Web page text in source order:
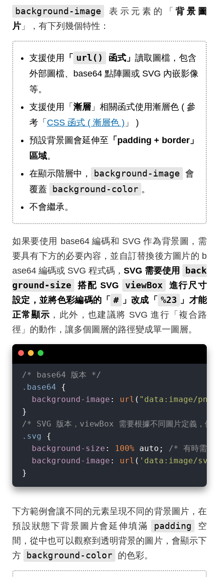
background-image 表示元素的「背景圖
片 」，有下列幾個特性：
支援使用 「 url() 函式」 讀取圖檔，包含
外部圖檔、base64 點陣圖或 SVG 內嵌影像
等。
支援使用「 漸層 」相關函式使用漸層色 ( 參
考「 CSS 函式 ( 漸層色 ) 」 )
預設背景圖會延伸至 「padding + border」
區域。
在顯示階層中，
background-image 會
覆蓋 background-color 。
不會繼承。
如果要使用 base64 編碼和 SVG 作為背景圖，需
要具有下方的必要內容，並自訂替換後方圖片的 b
ase64 編碼或 SVG 程式碼， SVG 需要使用
back
ground-size
搭配 SVG viewBox
進行尺寸
設定，並將色彩編碼的「 # 」改成「 %23
」才能
正常顯示 ，此外，也建議將 SVG 進行「複合路
徑」的動作，讓多個圖層的路徑變成單一圖層。
/* base64 版本 */
.base64 {
background-image : url ( "data:image/
/* SVG 版本，viewBox 需要根據不同圖片定義
.svg
{
background-size : 100% auto; /* 有時需搭
background-image : url ( 'data:image/
下方範例會讓不同的元素呈現不同的背景圖片，在
預設狀態下背景圖片會延伸填滿
padding
空
間，從中也可以觀察到透明背景的圖片，會顯示下
方
background-color 的色彩。